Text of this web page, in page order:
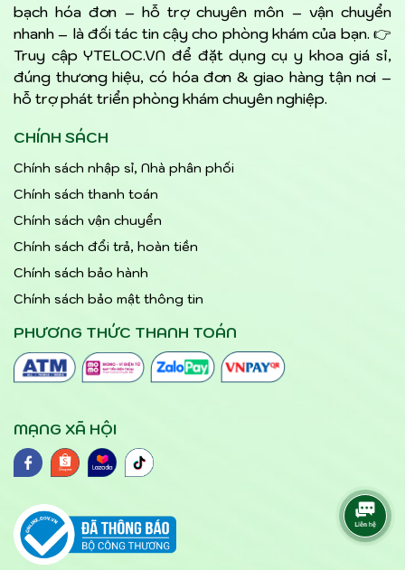
bạch hóa đơn – hỗ trợ chuyên môn – vận chuyển
nhanh – là đối tác tin cậy cho phòng khám của bạn. 👉
Truy cập YTELOC.VN để đặt dụng cụ y khoa giá sỉ,
đúng thương hiệu, có hóa đơn & giao hàng tận nơi –
hỗ trợ phát triển phòng khám chuyên nghiệp.
CHÍNH SÁCH
Chính sách nhập sỉ, Nhà phân phối
Chính sách thanh toán
Chính sách vận chuyển
Chính sách đổi trả, hoàn tiền
Chính sách bảo hành
Chính sách bảo mật thông tin
PHƯƠNG THỨC THANH TOÁN
MẠNG XÃ HỘI